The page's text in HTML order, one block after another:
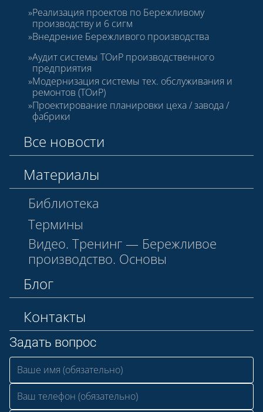
Реализация проектов по Бережливому
производству и 6 сигм
Внедрение Бережливого производства
Аудит системы ТОиР производственного
предприятия
Модернизация системы тех. обслуживания и
ремонтов (ТОиР)
Проектирование планировки цеха / завода /
фабрики
Все новости
Материалы
Библиотека
Термины
Видео. Тренинг — Бережливое
производство. Основы
Блог
Контакты
Задать вопрос